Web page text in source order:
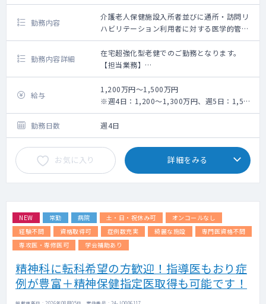
勤務内容
介護老人保健施設入所者並びに通所・訪問リ
ハビリテーション利用者に対する医学的管
理、施設管理者（管理医師）としての管理業
務全般
勤務内容詳細
在宅超強化型老健でのご勤務となります。
【担当業務】
・訪問リハビリテーション新規導入時の処
方箋作成
・施設管理者業務
【スタッフ体制】 PT・OT・ST 在籍（人数
記載なし）
【備考】
訪問リハ件数：0～3件/月（今後増加予
定）
訪問先：個人宅
訪問手段：車
▼▼オンコール
【対応方法】電話による相談、指示出し
【対応回数】月5回程度
【備考】
・急変時は救急隊が先行対応し、その後に医
師へ報告するケースあり。
給与
1,200万円～1,500万円
※週4日：1,200～1,300万円、週5日：1,500
万円（固定給）
勤務日数
週4日
お気に入り 詳細をみる
NEW 常勤 病院 土・日・祝休み可
オンコールなし
経験不問
資格取得可 症例数充実 綺麗な施設
専門医資格不問
専攻医・専修医可
学会補助あり
精神科に転科希望の方歓迎！指導医もおり症
例が豊富＋精神保健指定医取得も可能です！